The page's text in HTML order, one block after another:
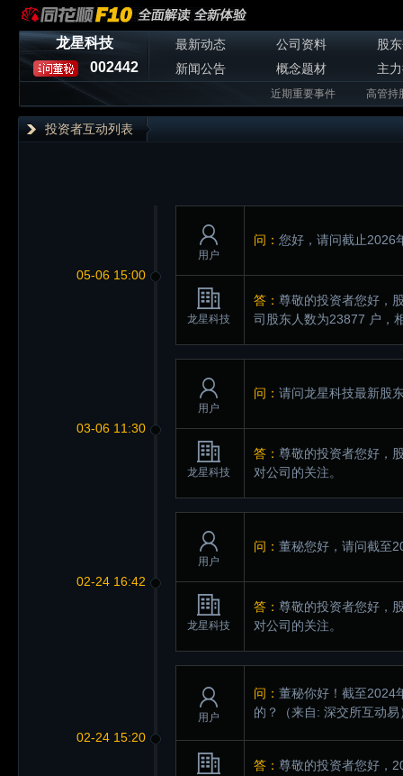
龙星科技
002442
最新动态 公司资料
股
新闻公告
概念题材 主
近期重要事件 高管持
投资者互动列表
05-06 15:00
用户
问： 您好，请问截止2026
龙星科技
答： 尊敬的投资者您好，
司股东人数为23877 户，
03-06 11:30
用户
问： 请问龙星科技最新股
龙星科技
答： 尊敬的投资者您好，
对公司的关注。
02-24 16:42
用户
问： 董秘您好，请问截至
龙星科技
答： 尊敬的投资者您好，
对公司的关注。
02-24 15:20
用户
问： 董秘你好！截至2024
的？
（来自: 深交所互动易
答： 尊敬的投资者您好，